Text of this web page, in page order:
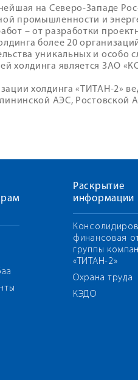
на Северо-Западе
промышленности и
– от разработки
более 20
уникальных и особо
холдинга является ЗАО
холдинга «ТИТАН-2»
АЭС, Ростовской
Раскрытие
информации
финансовая
группы
«ТИТАН-2»
Охрана труда
КЭДО